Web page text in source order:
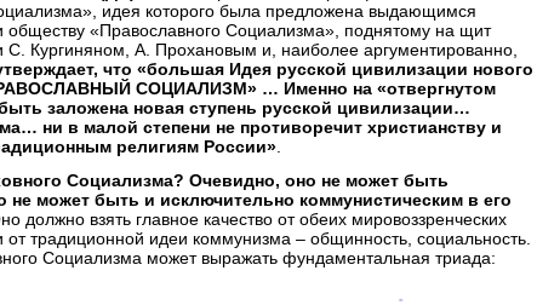
идея которого была предложена выдающимся
«Православного Социализма», поднятому на щит
Кургиняном, А. Прохановым и, наиболее аргументированно,
что «большая Идея русской цивилизации нового
СОЦИАЛИЗМ» … Именно на «отвергнутом
заложена новая ступень русской цивилизации…
ни в малой степени не противоречит христианству и
религиям России»
Социализма? Очевидно, оно не может быть
может быть и исключительно коммунистическим в его
должно взять главное качество от обеих мировоззренческих
от традиционной идеи коммунизма – общинность, социальность.
Социализма может выражать фундаментальная триада: